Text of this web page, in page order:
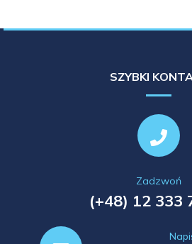
SZYBKI
Zadzwoń
(+48) 12 333